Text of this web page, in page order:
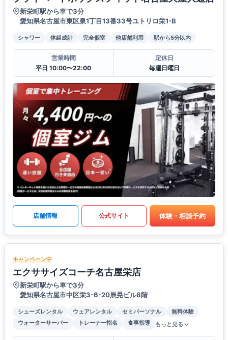
新栄町駅から車で3分
愛知県名古屋市東区泉1丁目13番33号ユトリロ栄1-B
シャワー 体組成計 完全個室 他店舗利用 駅から5分以内
営業時間
平日 10:00〜22:00
定休日
毎週日曜日
店舗情報 公式サイト 体験・相談予約
キャンペーン中
エクササイズコーチ名古屋栄店
新栄町駅から車で3分
愛知県名古屋市中区栄3-6-20辰晃ビル8階
シューズレンタル ウェアレンタル セミパーソナル
無料体験
ウォーターサーバー
トレーナー指名 食事指導 もっと見る